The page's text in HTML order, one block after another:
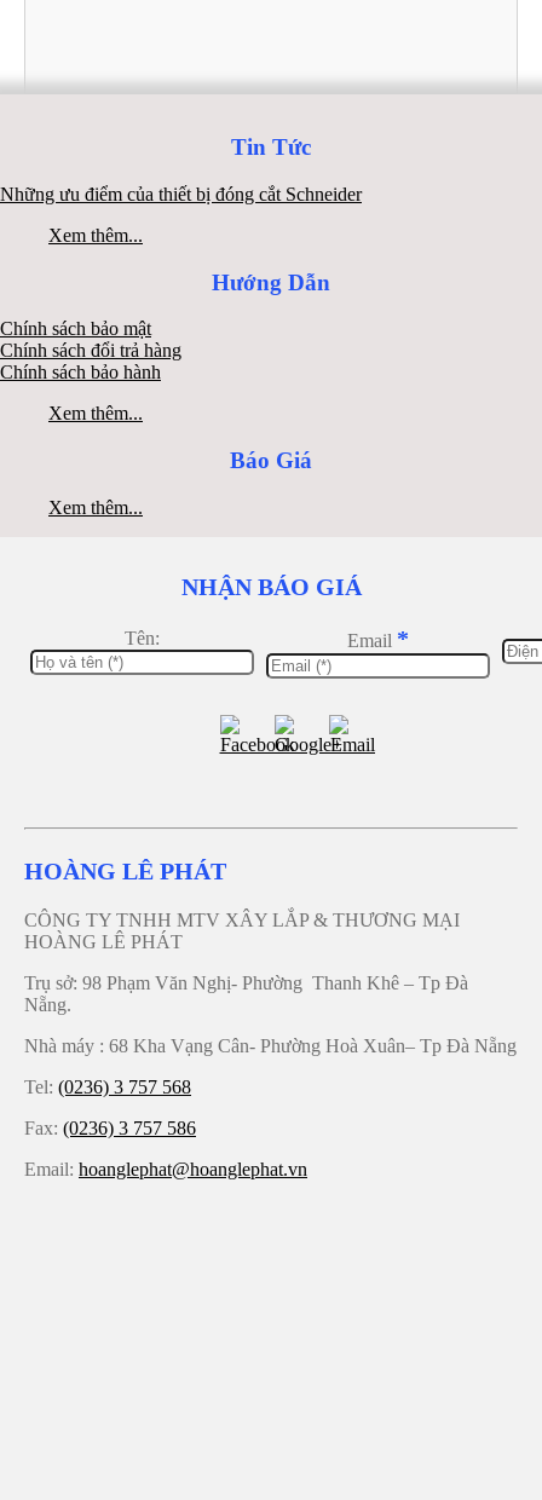
Tin Tức
Những ưu điểm của thiết bị đóng cắt Schneider
Xem thêm...
Hướng Dẫn
Chính sách bảo mật
Chính sách đổi trả hàng
Chính sách bảo hành
Xem thêm...
Báo Giá
Xem thêm...
NHẬN BÁO GIÁ
Tên: Email *
HOÀNG LÊ PHÁT
CÔNG TY TNHH MTV XÂY LẮP & THƯƠNG MẠI
HOÀNG LÊ PHÁT
Trụ sở: 98 Phạm Văn Nghị- Phường Thanh Khê – Tp Đà
Nẵng.
Nhà máy : 68 Kha Vạng Cân- Phường Hoà Xuân– Tp Đà Nẵng
Tel: (0236) 3 757 568
Fax: (0236) 3 757 586
Email: hoanglephat@hoanglephat.vn